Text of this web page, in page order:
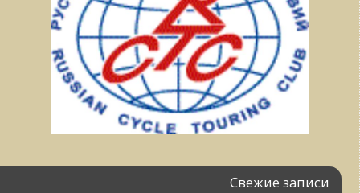
Свежие записи